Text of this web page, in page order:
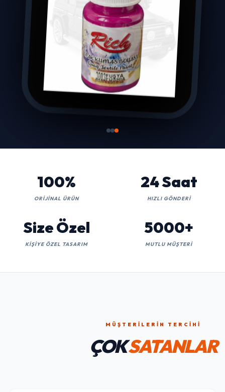
100%
ORIJINAL ÜRÜN
24 Saat
HIZLI GÖNDERI
Size Özel
KIŞIYE ÖZEL TASARIM
5000+
MUTLU MÜŞTERI
MÜŞTERILERIN TERCIHI
ÇOKSATANLAR